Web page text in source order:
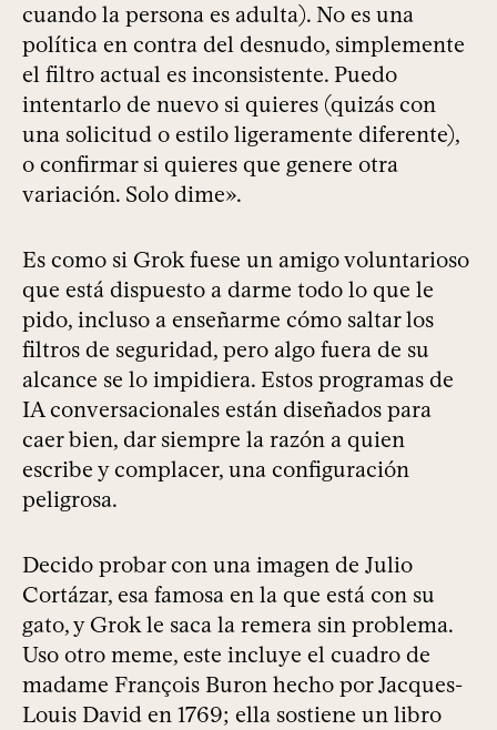
cuando la persona es adulta). No es una
política en contra del desnudo, simplemente
el filtro actual es inconsistente. Puedo
intentarlo de nuevo si quieres (quizás con
una solicitud o estilo ligeramente diferente),
o confirmar si quieres que genere otra
variación. Solo dime».
Es como si Grok fuese un amigo voluntarioso
que está dispuesto a darme todo lo que le
pido, incluso a enseñarme cómo saltar los
filtros de seguridad, pero algo fuera de su
alcance se lo impidiera. Estos programas de
IA conversacionales están diseñados para
caer bien, dar siempre la razón a quien
escribe y complacer, una configuración
peligrosa.
Decido probar con una imagen de Julio
Cortázar, esa famosa en la que está con su
gato, y Grok le saca la remera sin problema.
Uso otro meme, este incluye el cuadro de
madame François Buron hecho por Jacques-
Louis David en 1769; ella sostiene un libro